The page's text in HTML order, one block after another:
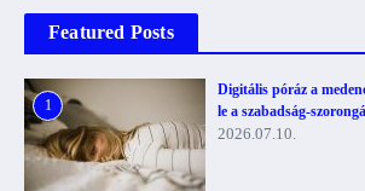
Featured Posts
1
Digitális póráz a
le a szabadság-
2026.07.10.